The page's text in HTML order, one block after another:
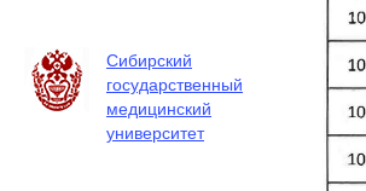
Сибирский
государственный
медицинский
университет